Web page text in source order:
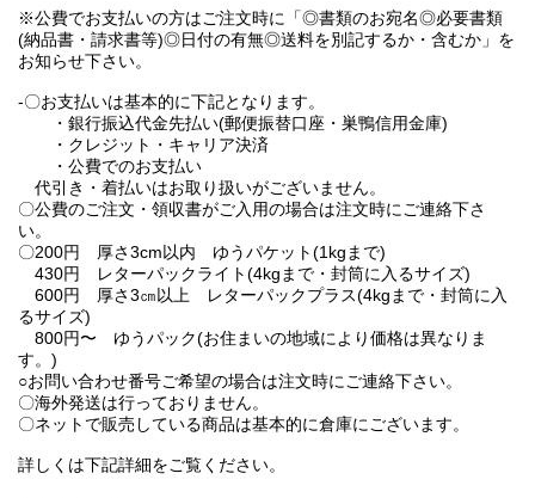
※公費でお支払いの方はご注文時に「◎書類のお宛名◎必要書類
(納品書・請求書等)◎日付の有無◎送料を別記するか・含むか」を
お知らせ下さい。
-〇お支払いは基本的に下記となります。
・銀行振込代金先払い(郵便振替口座・巣鴨信用金庫)
・クレジット・キャリア決済
・公費でのお支払い
代引き・着払いはお取り扱いがございません。
〇公費のご注文・領収書がご入用の場合は注文時にご連絡下さ
い。
〇200円 厚さ3cm以内 ゆうパケット(1kgまで)
430円 レターパックライト(4kgまで・封筒に入るサイズ)
600円 厚さ3㎝以上 レターパックプラス(4kgまで・封筒に入
るサイズ)
800円〜 ゆうパック(お住まいの地域により価格は異なりま
す。)
○お問い合わせ番号ご希望の場合は注文時にご連絡下さい。
〇海外発送は行っておりません。
〇ネットで販売している商品は基本的に倉庫にございます。
詳しくは下記詳細をご覧ください。